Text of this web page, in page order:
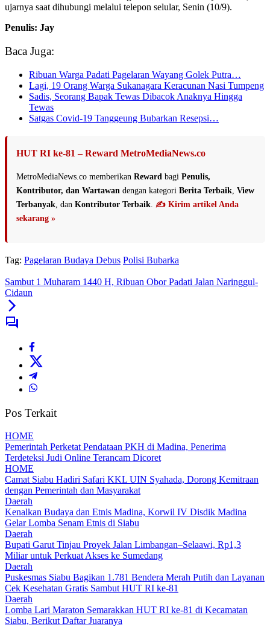
ujarnya saat dihubungi melalui telepon selular, Senin (10/9).
Penulis: Jay
Baca Juga:
Ribuan Warga Padati Pagelaran Wayang Golek Putra…
Lagi, 19 Orang Warga Sukanagara Keracunan Nasi Tumpeng
Sadis, Seorang Bapak Tewas Dibacok Anaknya Hingga
Tewas
Satgas Covid-19 Tanggeung Bubarkan Resepsi…
HUT RI ke-81 – Reward MetroMediaNews.co
MetroMediaNews.co memberikan Reward bagi Penulis,
Kontributor, dan Wartawan dengan kategori Berita Terbaik View
Terbanyak , dan Kontributor Terbaik ✍️ Kirim artikel Anda
sekarang »
Tag: Pagelaran Budaya Debus Polisi Bubarka
Sambut 1 Muharam 1440 H, Ribuan Obor Padati Jalan Naringgul-
Cidaun
Pos Terkait
HOME
Pemerintah Perketat Pendataan PKH di Madina, Penerima
Terdeteksi Judi Online Terancam Dicoret
HOME
Camat Siabu Hadiri Safari KKL UIN Syahada, Dorong Kemitraan
dengan Pemerintah dan Masyarakat
Daerah
Kenalkan Budaya dan Etnis Madina, Korwil IV Disdik Madina
Gelar Lomba Senam Etnis di Siabu
Daerah
Bupati Garut Tinjau Proyek Jalan Limbangan–Selaawi, Rp1,3
Miliar untuk Perkuat Akses ke Sumedang
Daerah
Puskesmas Siabu Bagikan 1.781 Bendera Merah Putih dan Layanan
Cek Kesehatan Gratis Sambut HUT RI ke-81
Daerah
Lomba Lari Maraton Semarakkan HUT RI ke-81 di Kecamatan
Siabu, Berikut Daftar Juaranya